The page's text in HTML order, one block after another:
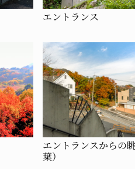
エントランス
エントランスからの
葉）